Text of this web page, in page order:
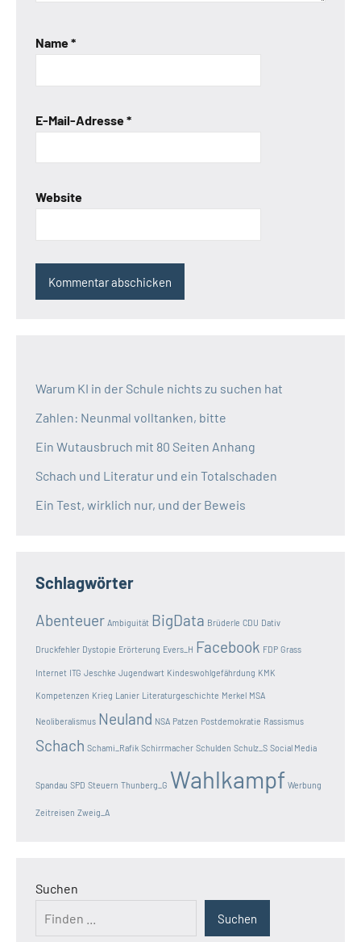
Name*
E-Mail-Adresse*
Website
Warum KI in der Schule nichts zu suchen hat
Zahlen: Neunmal volltanken, bitte
Ein Wutausbruch mit 80 Seiten Anhang
Schach und Literatur und ein Totalschaden
Ein Test, wirklich nur, und der Beweis
Schlagwörter
Abenteuer Ambiguität BigData Brüderle CDU Dativ
Druckfehler Dystopie Erörterung Evers_H Facebook FDP Grass
Internet ITG Jeschke Jugendwart Kindeswohlgefährdung KMK
Kompetenzen Krieg Lanier Literaturgeschichte Merkel MSA
Neoliberalismus Neuland NSA Patzen Postdemokratie Rassismus
Schach Schami_Rafik Schirrmacher Schulden Schulz_S Social Media
Spandau SPD Steuern Thunberg_G Wahlkampf Werbung
Zeitreisen Zweig_A
Suchen
Suchen